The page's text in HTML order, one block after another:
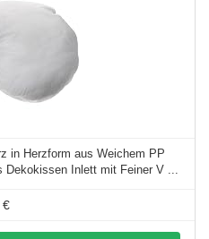
in Herzform aus Weichem PP
Inlett mit Feiner V ...
€